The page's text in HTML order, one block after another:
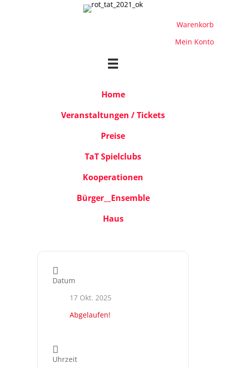
Warenkorb
Mein Konto
Home
Veranstaltungen / Tickets
Preise
TaT Spielclubs
Kooperationen
Bürger__Ensemble
Haus
Datum
17 Okt. 2025
Abgelaufen!
Uhrzeit